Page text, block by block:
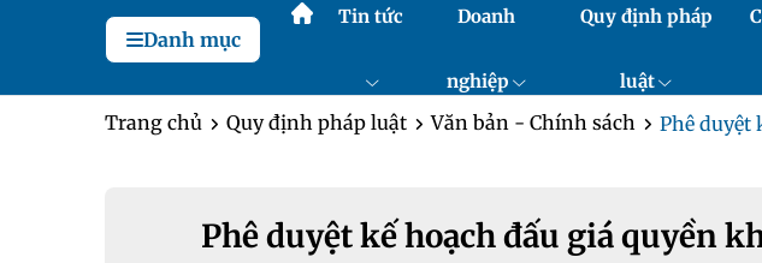
Danh mục
Tin tức Doanh
nghiệp
Quy định pháp
luật
Trang chủ Quy định pháp luật Văn bản - Chính sách Phê duyệt
Phê duyệt kế hoạch đấu giá quyền